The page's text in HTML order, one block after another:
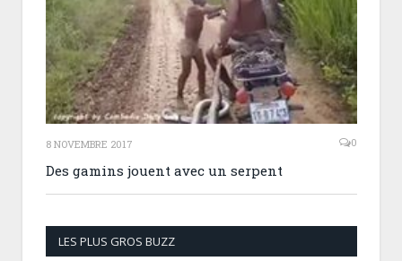
8 NOVEMBRE 2017 0
Des gamins jouent avec un serpent
LES PLUS GROS BUZZ